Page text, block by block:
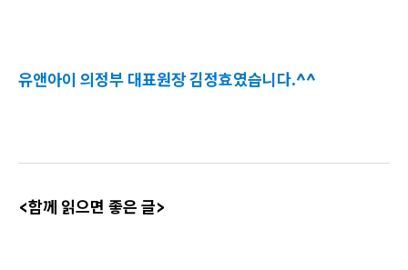
유앤아이 의정부 대표원장 김정효였습니다.^^
<함께 읽으면 좋은 글>